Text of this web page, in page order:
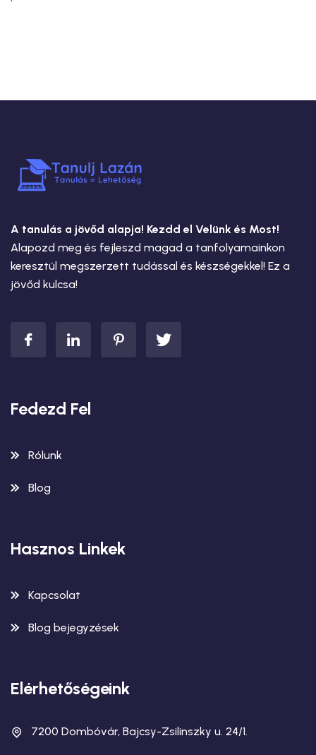
A tanulás a jövőd alapja! Kezdd el Velünk és Most!
Alapozd meg és fejleszd magad a tanfolyamainkon
keresztül megszerzett tudással és készségekkel! Ez a
jövőd kulcsa!
Fedezd Fel
Rólunk
Blog
Hasznos Linkek
Kapcsolat
Blog bejegyzések
Elérhetőségeink
7200 Dombóvár, Bajcsy-Zsilinszky u. 24/1.